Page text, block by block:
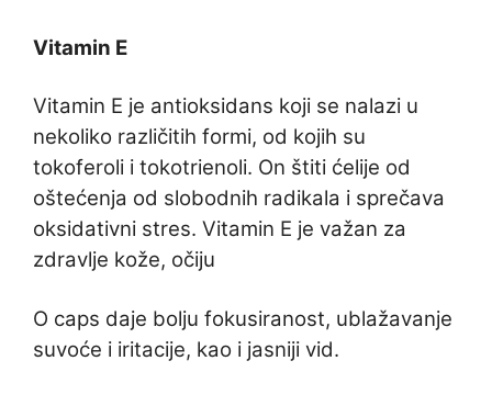
Vitamin E
Vitamin E je antioksidans koji se nalazi u
nekoliko različitih formi, od kojih su
tokoferoli i tokotrienoli. On štiti ćelije od
oštećenja od slobodnih radikala i sprečava
oksidativni stres. Vitamin E je važan za
zdravlje kože, očiju
O caps daje bolju fokusiranost, ublažavanje
suvoće i iritacije, kao i jasniji vid.